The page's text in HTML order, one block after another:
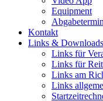
Equipment
Kontakt
Links & Downloads
Links für
Links für
Links am
Links